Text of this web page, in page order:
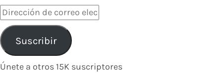
Dirección
de
correo
electrónico
Suscribir
Únete a otros 15K suscriptores